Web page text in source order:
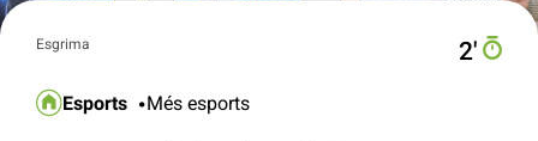
Esgrima 2′
Esports Més esports